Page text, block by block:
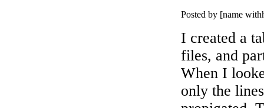
Posted by [name
I created a
files, and
When I
only the